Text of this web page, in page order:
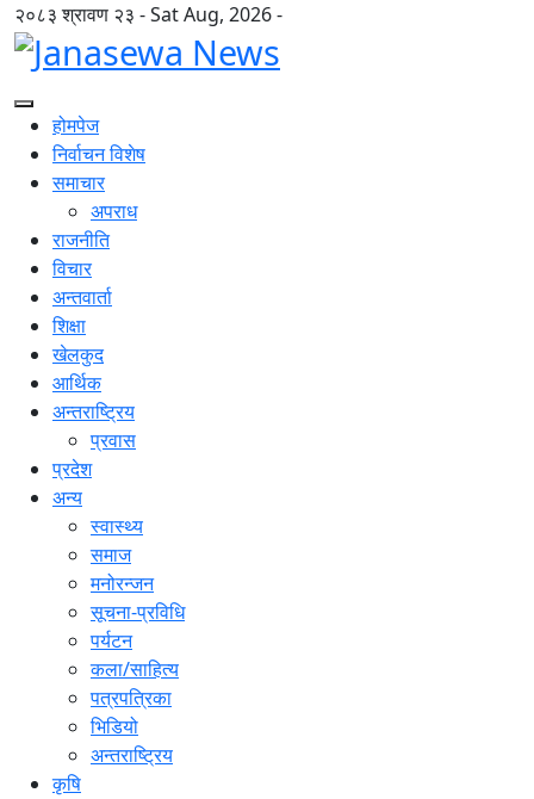
२०८३ श्रावण २३ - Sat Aug, 2026 -
होमपेज
निर्वाचन विशेष
समाचार
अपराध
राजनीति
विचार
अन्तवार्ता
शिक्षा
खेलकुद
आर्थिक
अन्तराष्ट्रिय
प्रवास
प्रदेश
अन्य
स्वास्थ्य
समाज
मनोरन्जन
सूचना-प्रविधि
पर्यटन
कला/साहित्य
पत्रपत्रिका
भिडियो
अन्तराष्ट्रिय
कृषि